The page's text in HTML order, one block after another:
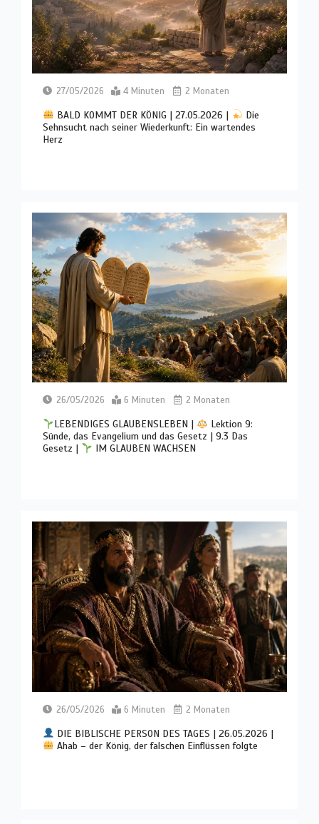
27/05/2026 4 Minuten 2 Monaten
BALD KOMMT DER KÖNIG | 27.05.2026 |
Die
Sehnsucht nach seiner Wiederkunft: Ein wartendes
Herz
26/05/2026 6 Minuten 2 Monaten
LEBENDIGES GLAUBENSLEBEN |
Lektion 9:
Sünde, das Evangelium und das Gesetz | 9.3 Das
Gesetz |
IM GLAUBEN WACHSEN
26/05/2026 6 Minuten 2 Monaten
DIE BIBLISCHE PERSON DES TAGES | 26.05.2026 |
Ahab – der König, der falschen Einflüssen folgte